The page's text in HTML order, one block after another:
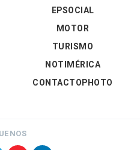
EPSOCIAL
MOTOR
TURISMO
NOTIMÉRICA
CONTACTOPHOTO